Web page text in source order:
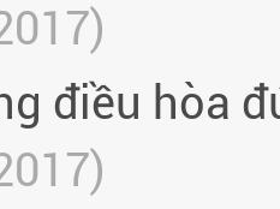
điều hòa